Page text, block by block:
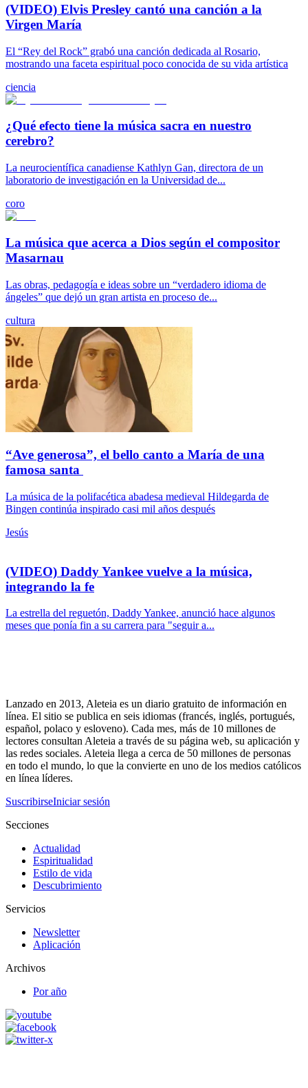
(VIDEO) Elvis Presley cantó una canción a la
Virgen María
El “Rey del Rock” grabó una canción dedicada al Rosario,
mostrando una faceta espiritual poco conocida de su vida artística
ciencia
¿Qué efecto tiene la música sacra en nuestro
cerebro?
La neurocientífica canadiense Kathlyn Gan, directora de un
laboratorio de investigación en la Universidad de...
coro
La música que acerca a Dios según el compositor
Masarnau
Las obras, pedagogía e ideas sobre un “verdadero idioma de
ángeles” que dejó un gran artista en proceso de...
cultura
“Ave generosa”, el bello canto a María de una
famosa santa
La música de la polifacética abadesa medieval Hildegarda de
Bingen continúa inspirado casi mil años después
Jesús
(VIDEO) Daddy Yankee vuelve a la música,
integrando la fe
La estrella del reguetón, Daddy Yankee, anunció hace algunos
meses que ponía fin a su carrera para "seguir a...
Lanzado en 2013, Aleteia es un diario gratuito de información en
línea. El sitio se publica en seis idiomas (francés, inglés, portugués,
español, polaco y esloveno). Cada mes, más de 10 millones de
lectores consultan Aleteia a través de su página web, su aplicación y
las redes sociales. Aleteia llega a cerca de 50 millones de personas
en todo el mundo, lo que la convierte en uno de los medios católicos
en línea líderes.
SuscribirseIniciar sesión
Secciones
Actualidad
Espiritualidad
Estilo de vida
Descubrimiento
Servicios
Newsletter
Aplicación
Archivos
Por año